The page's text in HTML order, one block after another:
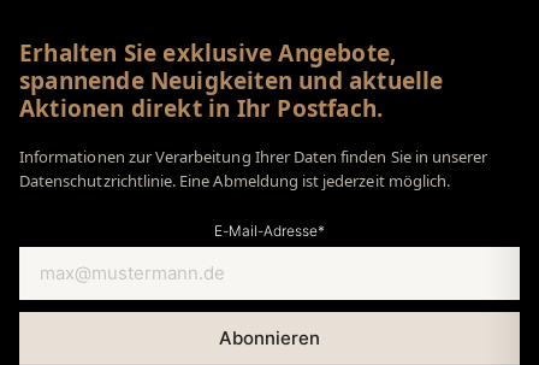
Erhalten Sie exklusive Angebote,
spannende Neuigkeiten und aktuelle
Aktionen direkt in Ihr Postfach.
Informationen zur Verarbeitung Ihrer Daten finden Sie in unserer
Datenschutzrichtlinie. Eine Abmeldung ist jederzeit möglich.
E-Mail-Adresse*